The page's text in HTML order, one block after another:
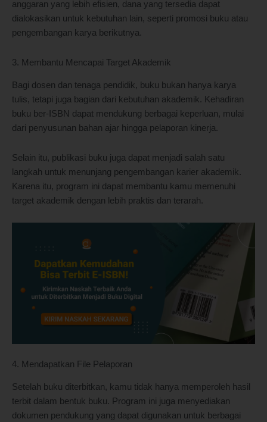
anggaran yang lebih efisien, dana yang tersedia dapat
dialokasikan untuk kebutuhan lain, seperti promosi buku atau
pengembangan karya berikutnya.
3. Membantu Mencapai Target Akademik
Bagi dosen dan tenaga pendidik, buku bukan hanya karya
tulis, tetapi juga bagian dari kebutuhan akademik. Kehadiran
buku ber-ISBN dapat mendukung berbagai keperluan, mulai
dari penyusunan bahan ajar hingga pelaporan kinerja.
Selain itu, publikasi buku juga dapat menjadi salah satu
langkah untuk menunjang pengembangan karier akademik.
Karena itu, program ini dapat membantu kamu memenuhi
target akademik dengan lebih praktis dan terarah.
4. Mendapatkan File Pelaporan
Setelah buku diterbitkan, kamu tidak hanya memperoleh hasil
terbit dalam bentuk buku. Program ini juga menyediakan
dokumen pendukung yang dapat digunakan untuk berbagai